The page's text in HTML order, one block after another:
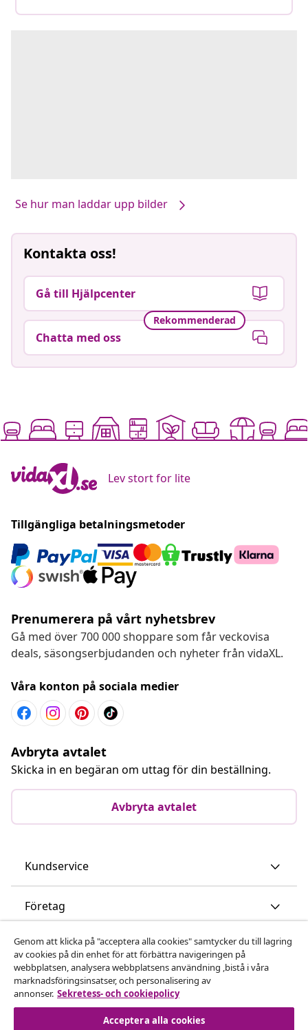
Se hur man laddar upp bilder
Kontakta oss!
Gå till Hjälpcenter
Rekommenderad
Chatta med oss
Lev stort for lite
Tillgängliga betalningsmetoder
Prenumerera på vårt nyhetsbrev
Gå med över 700 000 shoppare som får veckovisa
deals, säsongserbjudanden och nyheter från vidaXL.
Våra konton på sociala medier
Avbryta avtalet
Skicka in en begäran om uttag för din beställning.
Avbryta avtalet
Kundservice
Företag
vidaXL
Upptäck mer
Genom att klicka på "acceptera alla cookies" samtycker du till lagring
av cookies på din enhet för att förbättra navigeringen på
webbplatsen, analysera webbplatsens användning ,bistå i våra
marknadsföringsinsatser, och personalisering av
annonser. Sekretess- och cookiepolicy
Acceptera alla cookies